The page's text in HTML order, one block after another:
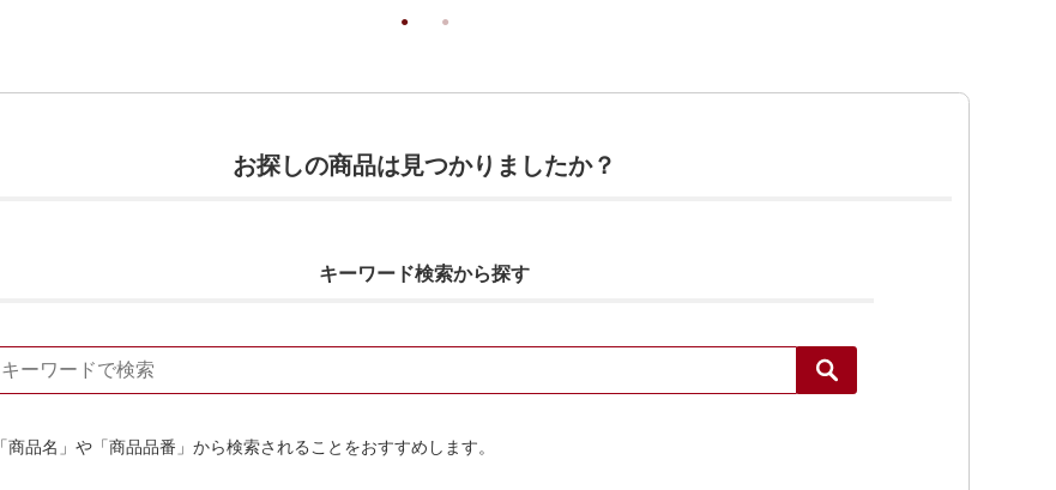
お探しの商品は見つかりましたか？
キーワード検索から探す
「商品名」や「商品品番」から検索されることをおすすめします。